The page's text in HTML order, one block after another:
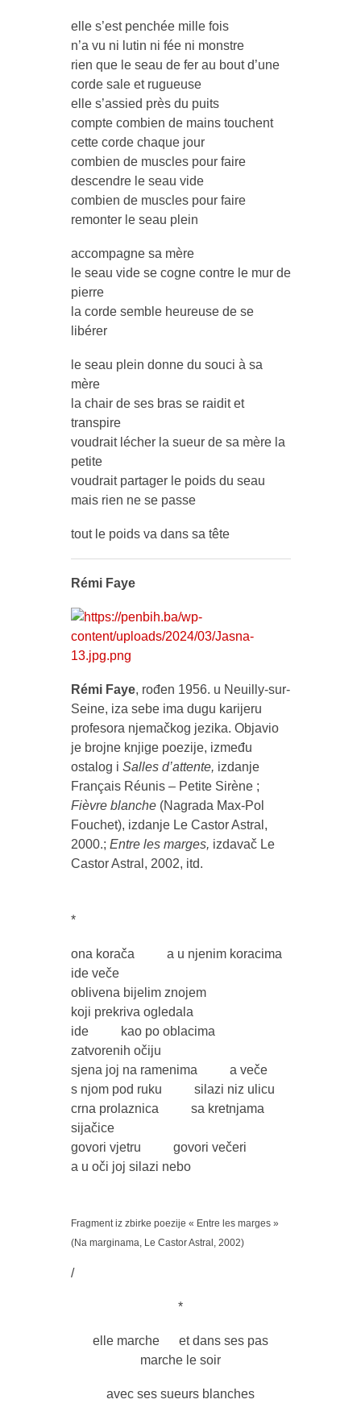
elle s’est penchée mille fois
n’a vu ni lutin ni fée ni monstre
rien que le seau de fer au bout d’une
corde sale et rugueuse
elle s’assied près du puits
compte combien de mains touchent
cette corde chaque jour
combien de muscles pour faire
descendre le seau vide
combien de muscles pour faire
remonter le seau plein
accompagne sa mère
le seau vide se cogne contre le mur de
pierre
la corde semble heureuse de se
libérer
le seau plein donne du souci à sa
mère
la chair de ses bras se raidit et
transpire
voudrait lécher la sueur de sa mère la
petite
voudrait partager le poids du seau
mais rien ne se passe
tout le poids va dans sa tête
Rémi Faye
Rémi Faye, rođen 1956. u Neuilly-sur-
Seine, iza sebe ima dugu karijeru
profesora njemačkog jezika. Objavio
je brojne knjige poezije, između
ostalog i Salles d’attente, izdanje
Français Réunis – Petite Sirène ;
Fièvre blanche(Nagrada Max-Pol
Fouchet), izdanje Le Castor Astral,
2000.; Entre les marges, izdavač Le
Castor Astral, 2002, itd.
*
ona korača a u njenim koracima
ide veče
oblivena bijelim znojem
koji prekriva ogledala
ide kao po oblacima
zatvorenih očiju
sjena joj na ramenima a veče
s njom pod ruku silazi niz ulicu
crna prolaznica sa kretnjama
sijačice
govori vjetru govori večeri
a u oči joj silazi nebo
Fragment iz zbirke poezije « Entre les marges »
(Na marginama, Le Castor Astral, 2002)
/
*
elle marche et dans ses pas
marche le soir
avec ses sueurs blanches